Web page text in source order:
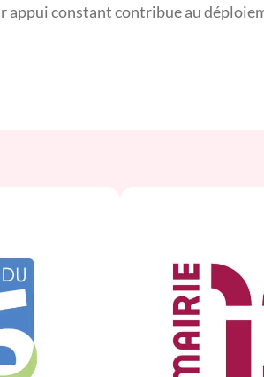
appui constant contribue au